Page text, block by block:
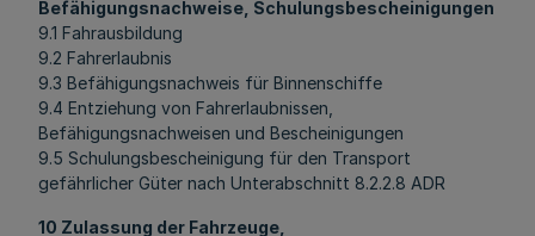
Befähigungsnachweise, Schulungsbescheinigungen
9.1 Fahrausbildung
9.2 Fahrerlaubnis
9.3 Befähigungsnachweis für Binnenschiffe
9.4 Entziehung von Fahrerlaubnissen,
Befähigungsnachweisen und Bescheinigungen
9.5 Schulungsbescheinigung für den Transport
gefährlicher Güter nach Unterabschnitt 8.2.2.8 ADR
10 Zulassung der Fahrzeuge,